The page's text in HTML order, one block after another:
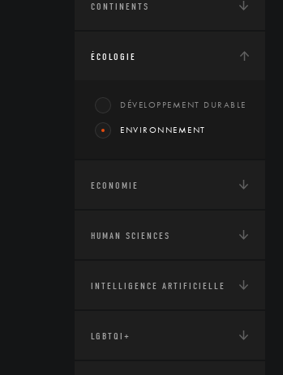
CONTINENTS
ÉCOLOGIE
DÉVELOPPEMENT DURABLE
ENVIRONNEMENT
ECONOMIE
HUMAN SCIENCES
INTELLIGENCE ARTIFICIELLE
LGBTQI+